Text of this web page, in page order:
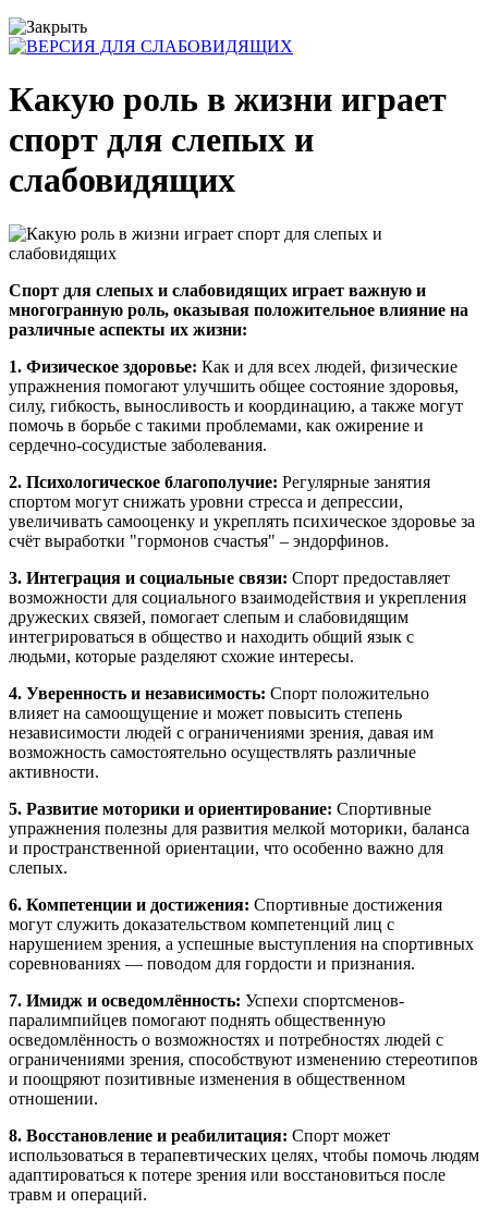
Какую роль в жизни играет
спорт для слепых и
слабовидящих
Спорт для слепых и слабовидящих играет важную и
многогранную роль, оказывая положительное влияние на
различные аспекты их жизни:
1. Физическое здоровье: Как и для всех людей, физические
упражнения помогают улучшить общее состояние здоровья,
силу, гибкость, выносливость и координацию, а также могут
помочь в борьбе с такими проблемами, как ожирение и
сердечно-сосудистые заболевания.
2. Психологическое благополучие: Регулярные занятия
спортом могут снижать уровни стресса и депрессии,
увеличивать самооценку и укреплять психическое здоровье за
счёт выработки "гормонов счастья" – эндорфинов.
3. Интеграция и социальные связи: Спорт предоставляет
возможности для социального взаимодействия и укрепления
дружеских связей, помогает слепым и слабовидящим
интегрироваться в общество и находить общий язык с
людьми, которые разделяют схожие интересы.
4. Уверенность и независимость: Спорт положительно
влияет на самоощущение и может повысить степень
независимости людей с ограничениями зрения, давая им
возможность самостоятельно осуществлять различные
активности.
5. Развитие моторики и ориентирование: Спортивные
упражнения полезны для развития мелкой моторики, баланса
и пространственной ориентации, что особенно важно для
слепых.
6. Компетенции и достижения: Спортивные достижения
могут служить доказательством компетенций лиц с
нарушением зрения, а успешные выступления на спортивных
соревнованиях — поводом для гордости и признания.
7. Имидж и осведомлённость: Успехи спортсменов-
паралимпийцев помогают поднять общественную
осведомлённость о возможностях и потребностях людей с
ограничениями зрения, способствуют изменению стереотипов
и поощряют позитивные изменения в общественном
отношении.
8. Восстановление и реабилитация: Спорт может
использоваться в терапевтических целях, чтобы помочь людям
адаптироваться к потере зрения или восстановиться после
травм и операций.